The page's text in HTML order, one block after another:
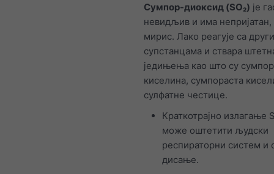
Сумпор-диоксид (SO₂) је
невидљив и има
мирис. Лако реагује са
супстанцама и ствара
једињења као што су
киселина, сумпораста
сулфатне честице.
Краткотрајно излагање
може оштетити људски
респираторни систем и
дисање.